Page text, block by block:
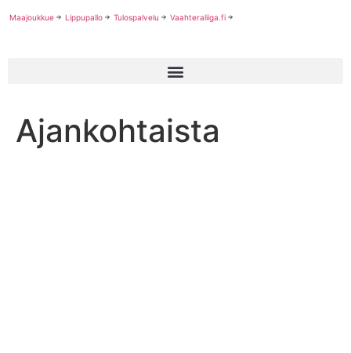
Maajoukkue Lippupallo Tulospalvelu Vaahteraliiga.fi
Ajankohtaista
Ajankohtaista